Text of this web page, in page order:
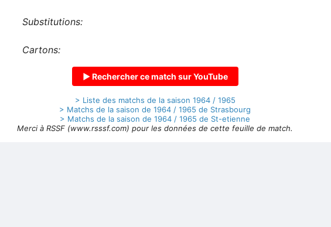
Substitutions:
Cartons:
▶ Rechercher ce match sur YouTube
> Liste des matchs de la saison 1964 / 1965
> Matchs de la saison de 1964 / 1965 de Strasbourg
> Matchs de la saison de 1964 / 1965 de St-etienne
Merci à RSSF (www.rsssf.com) pour les données de cette feuille de match.